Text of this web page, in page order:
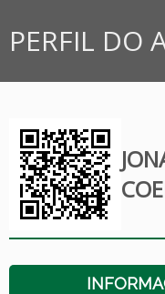
PERFIL DO